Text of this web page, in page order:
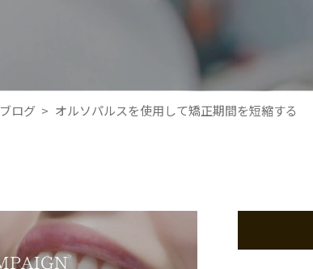
ブログ > オルソパルスを使用して矯正期間を短縮する